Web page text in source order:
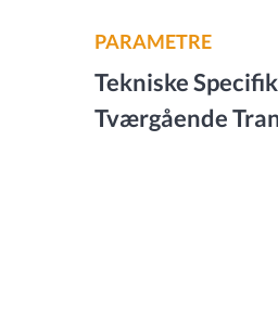
PARAMETRE
Tekniske
Tværgående